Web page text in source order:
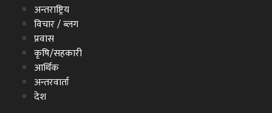
अन्तराष्ट्रिय
विचार / ब्लग
प्रवास
कृषि/सहकारी
आर्थिक
अन्तरवार्ता
देश